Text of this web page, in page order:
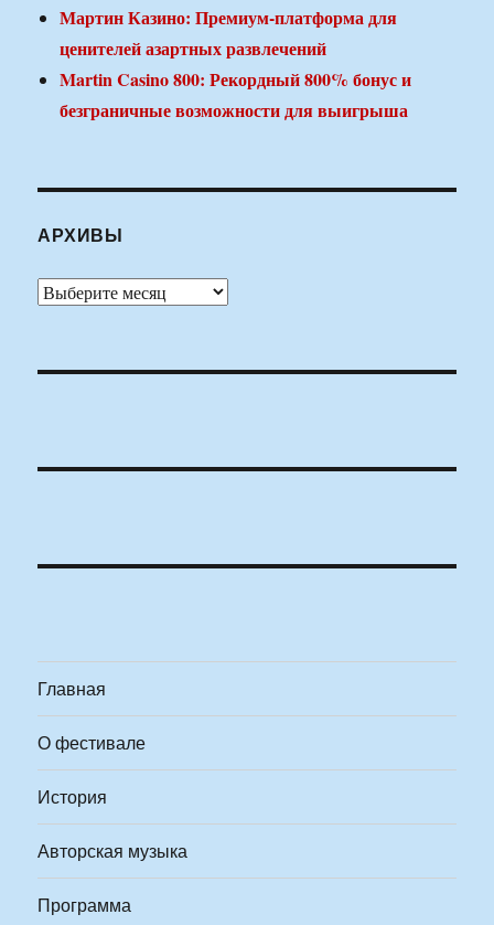
Мартин Казино: Премиум-платформа для
ценителей азартных развлечений
Martin Casino 800: Рекордный 800% бонус и
безграничные возможности для выигрыша
АРХИВЫ
Архивы
Главная
О фестивале
История
Авторская музыка
Программа